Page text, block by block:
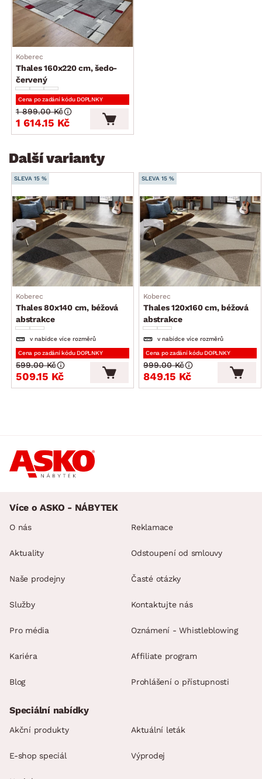
Koberec
Thales 160x220 cm, šedo-
červený
Cena po zadání kódu DOPLNKY
1 614.15 Kč
1 899.00 Kč
Další varianty
SLEVA 15 %
Koberec
Thales 80x140 cm, béžová
abstrakce
v nabídce více rozměrů
Cena po zadání kódu DOPLNKY
509.15 Kč
599.00 Kč
SLEVA 15 %
Koberec
Thales 120x160 cm, béžová
abstrakce
v nabídce více rozměrů
Cena po zadání kódu DOPLNKY
849.15 Kč
999.00 Kč
Více o ASKO - NÁBYTEK
O nás
Aktuality
Naše prodejny
Služby
Pro média
Kariéra
Blog
Reklamace
Odstoupení od smlouvy
Časté otázky
Kontaktujte nás
Oznámení - Whistleblowing
Affiliate program
Prohlášení o přístupnosti
Speciální nabídky
Akční produkty Aktuální leták
E-shop speciál Výprodej